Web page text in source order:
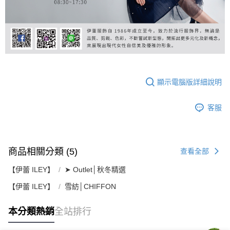
顯示電腦版詳細說明
客服
商品相關分類 (5) 查看全部
【伊蕾 ILEY】 ➤ Outlet│秋冬精選
【伊蕾 ILEY】 雪紡│CHIFFON
本分類熱銷全站排行